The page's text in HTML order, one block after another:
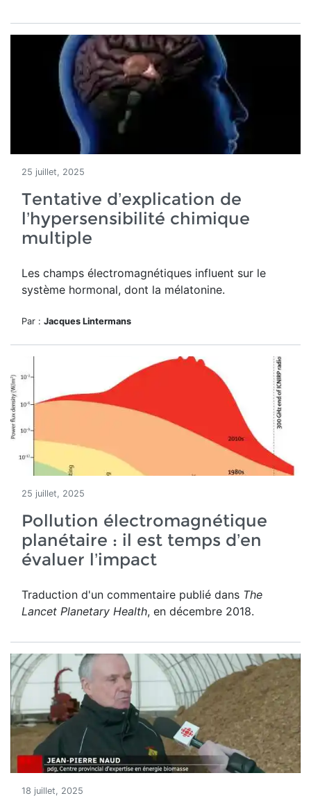
25 juillet, 2025
Tentative d’explication de
l’hypersensibilité chimique
multiple
Les champs électromagnétiques influent sur le
système hormonal, dont la mélatonine.
Par : Jacques Lintermans
25 juillet, 2025
Pollution électromagnétique
planétaire : il est temps d’en
évaluer l’impact
Traduction d'un commentaire publié dans The
Lancet Planetary Health, en décembre 2018.
18 juillet, 2025